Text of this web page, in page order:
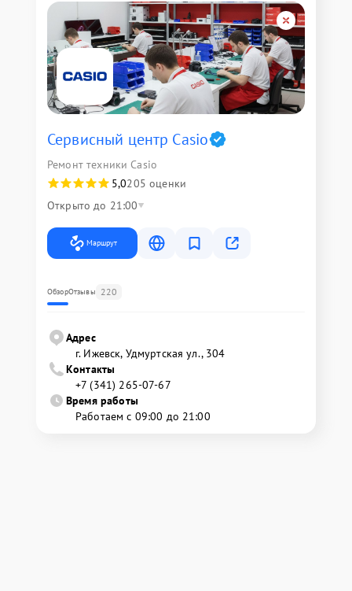
Сервисный центр Casio
Ремонт техники Casio
5,0205 оценки
Открыто до 21:00
Маршрут
ОбзорОтзывы 220
Адрес
г. Ижевск, Удмуртская ул., 304
Контакты
+7 (341) 265-07-67
Время работы
Работаем с 09:00 до 21:00